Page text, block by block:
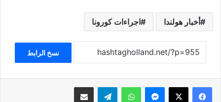
أخبار هولندا اجراءات كورونا
نسخ الرابط
فيسبوك ‫X ماسنجر واتساب تيلقرام مشاركة عبر البريد